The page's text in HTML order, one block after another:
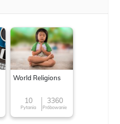
World Religions
10
Pytania
3360
Próbowanie